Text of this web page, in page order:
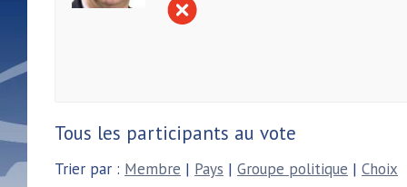
Tous les participants au vote
Trier par : Membre | Pays | Groupe politique | Choix